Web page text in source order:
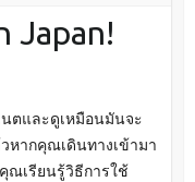
Japan!
ตและดูเหมือนมันจะ
หากคุณเดินทางเข้ามา
ณเรียนรู้วิธีการใช้